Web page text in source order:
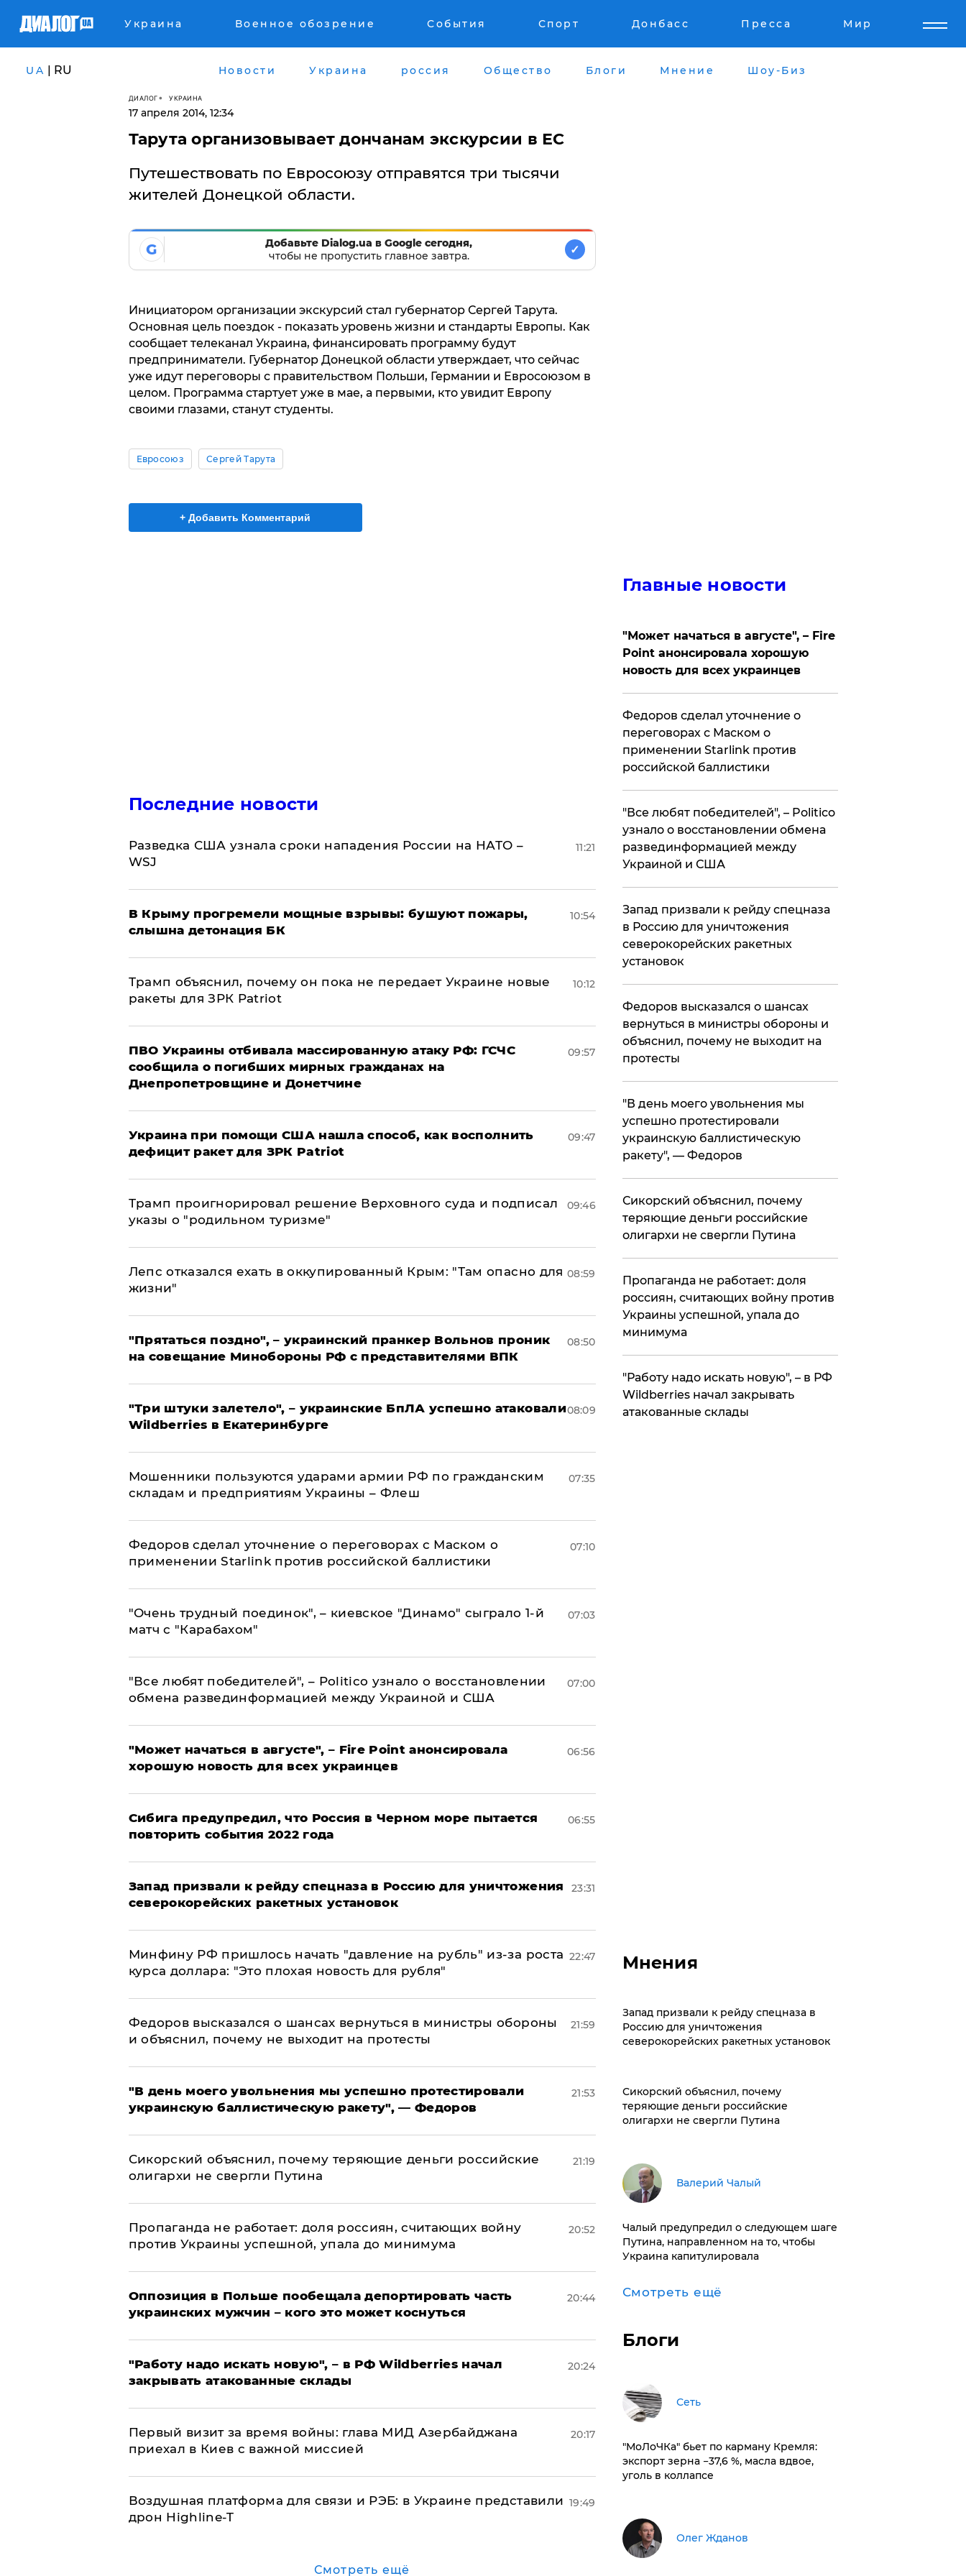
Украина Военное обозрение События Спорт Донбасс Пресса Мир
UA | RU Новости Украина россия Общество Блоги Мнение Шоу-Биз
ДИАЛОГ УКРАИНА
17 апреля 2014, 12:34
Тарута организовывает дончанам экскурсии в ЕС
Путешествовать по Евросоюзу отправятся три тысячи
жителей Донецкой области.
G
Добавьте Dialog.ua в Google сегодня,
чтобы не пропустить главное завтра.
✓
Инициатором организации экскурсий стал губернатор Сергей Тарута.
Основная цель поездок - показать уровень жизни и стандарты Европы. Как
сообщает телеканал Украина, финансировать программу будут
предприниматели. Губернатор Донецкой области утверждает, что сейчас
уже идут переговоры с правительством Польши, Германии и Евросоюзом в
целом. Программа стартует уже в мае, а первыми, кто увидит Европу
своими глазами, станут студенты.
Евросоюз Сергей Тарута
+ Добавить Комментарий
Последние новости
Разведка США узнала сроки нападения России на НАТО –
WSJ
11:21
В Крыму прогремели мощные взрывы: бушуют пожары,
слышна детонация БК
10:54
Трамп объяснил, почему он пока не передает Украине новые
ракеты для ЗРК Patriot
10:12
ПВО Украины отбивала массированную атаку РФ: ГСЧС
сообщила о погибших мирных гражданах на
Днепропетровщине и Донетчине
09:57
Украина при помощи США нашла способ, как восполнить
дефицит ракет для ЗРК Patriot
09:47
Трамп проигнорировал решение Верховного суда и подписал
указы о "родильном туризме"
09:46
Лепс отказался ехать в оккупированный Крым: "Там опасно для
жизни"
08:59
"Прятаться поздно", – украинский пранкер Вольнов проник
на совещание Минобороны РФ с представителями ВПК
08:50
"Три штуки залетело", – украинские БпЛА успешно атаковали
Wildberries в Екатеринбурге
08:09
Мошенники пользуются ударами армии РФ по гражданским
складам и предприятиям Украины – Флеш
07:35
Федоров сделал уточнение о переговорах с Маском о
применении Starlink против российской баллистики
07:10
"Очень трудный поединок", – киевское "Динамо" сыграло 1-й
матч с "Карабахом"
07:03
​"Все любят победителей", – Politico узнало о восстановлении
обмена развединформацией между Украиной и США
07:00
"Может начаться в августе", – Fire Point анонсировала
хорошую новость для всех украинцев
06:56
Сибига предупредил, что Россия в Черном море пытается
повторить события 2022 года
06:55
Запад призвали к рейду спецназа в Россию для уничтожения
северокорейских ракетных установок
23:31
Минфину РФ пришлось начать "давление на рубль" из-за роста
курса доллара: "Это плохая новость для рубля"
22:47
Федоров высказался о шансах вернуться в министры обороны
и объяснил, почему не выходит на протесты
21:59
​"В день моего увольнения мы успешно протестировали
украинскую баллистическую ракету", — Федоров
21:53
Сикорский объяснил, почему теряющие деньги российские
олигархи не свергли Путина
21:19
​Пропаганда не работает: доля россиян, считающих войну
против Украины успешной, упала до минимума
20:52
Оппозиция в Польше пообещала депортировать часть
украинских мужчин – кого это может коснуться
20:44
"Работу надо искать новую", – в РФ Wildberries начал
закрывать атакованные склады
20:24
Первый визит за время войны: глава МИД Азербайджана
приехал в Киев с важной миссией
20:17
Воздушная платформа для связи и РЭБ: в Украине представили
дрон Highline-T
19:49
Смотреть ещё
Главные новости
"Может начаться в августе", – Fire
Point анонсировала хорошую
новость для всех украинцев
Федоров сделал уточнение о
переговорах с Маском о
применении Starlink против
российской баллистики
​"Все любят победителей", – Politico
узнало о восстановлении обмена
развединформацией между
Украиной и США
Запад призвали к рейду спецназа
в Россию для уничтожения
северокорейских ракетных
установок
Федоров высказался о шансах
вернуться в министры обороны и
объяснил, почему не выходит на
протесты
​"В день моего увольнения мы
успешно протестировали
украинскую баллистическую
ракету", — Федоров
Сикорский объяснил, почему
теряющие деньги российские
олигархи не свергли Путина
​Пропаганда не работает: доля
россиян, считающих войну против
Украины успешной, упала до
минимума
"Работу надо искать новую", – в РФ
Wildberries начал закрывать
атакованные склады
Мнения
Запад призвали к рейду спецназа в
Россию для уничтожения
северокорейских ракетных установок
Сикорский объяснил, почему
теряющие деньги российские
олигархи не свергли Путина
Валерий Чалый
Чалый предупредил о следующем шаге
Путина, направленном на то, чтобы
Украина капитулировала
Смотреть ещё
Блоги
Сеть
​"МоЛоЧКа" бьет по карману Кремля:
экспорт зерна −37,6 %, масла вдвое,
уголь в коллапсе
Олег Жданов